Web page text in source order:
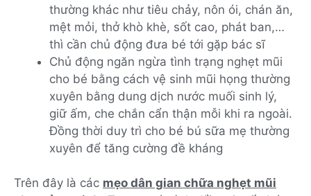
thường khác như tiêu chảy, nôn ói, chán ăn,
mệt mỏi, thở khò khè, sốt cao, phát ban,…
thì cần chủ động đưa bé tới gặp bác sĩ
Chủ động ngăn ngừa tình trạng nghẹt mũi
cho bé bằng cách vệ sinh mũi họng thường
xuyên bằng dung dịch nước muối sinh lý,
giữ ấm, che chắn cẩn thận mỗi khi ra ngoài.
Đồng thời duy trì cho bé bú sữa mẹ thường
xuyên để tăng cường đề kháng
Trên đây là các mẹo dân gian chữa nghẹt mũi